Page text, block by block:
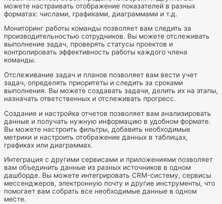
можете настраивать отображение показателей в разных
форматах: числами, графиками, диаграммами и т.д.
Мониторинг работы команды позволяет вам следить за
производительностью сотрудников. Вы можете отслеживать
выполнение задач, проверять статусы проектов и
контролировать эффективность работы каждого члена
команды.
Отслеживание задач и планов позволяет вам вести учет
задач, определять приоритеты и следить за сроками
выполнения. Вы можете создавать задачи, делить их на этапы,
назначать ответственных и отслеживать прогресс.
Создание и настройка отчетов позволяет вам анализировать
данные и получать нужную информацию в удобном формате.
Вы можете настроить фильтры, добавить необходимые
метрики и настроить отображение данных в таблицах,
графиках или диаграммах.
Интеграция с другими сервисами и приложениями позволяет
вам объединить данные из разных источников в одном
дашборде. Вы можете интегрировать CRM-систему, сервисы
мессенджеров, электронную почту и другие инструменты, что
помогает вам собрать все необходимые данные в одном
месте.